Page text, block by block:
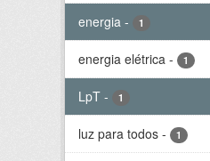
energia - 1
energia elétrica - 1
LpT - 1
luz para todos - 1